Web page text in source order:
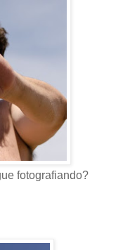
fotografiando?